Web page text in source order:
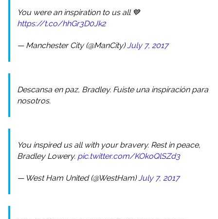
You were an inspiration to us all 💙
https://t.co/hhGr3D0Jk2
— Manchester City (@ManCity)July 7, 2017
Descansa en paz, Bradley. Fuiste una inspiración para
nosotros.
You inspired us all with your bravery. Rest in peace,
Bradley Lowery. pic.twitter.com/KOkoQlSZd3
— West Ham United (@WestHam)July 7, 2017